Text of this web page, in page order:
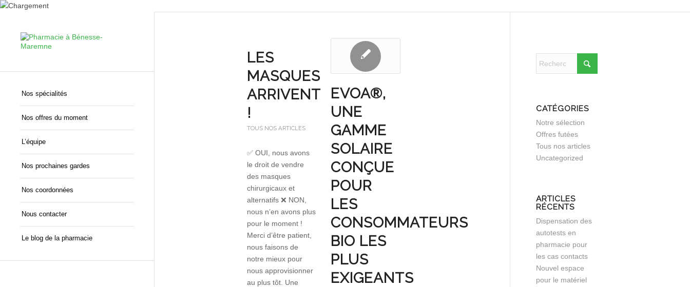
Nos spécialités
Nos offres du moment
L’équipe
Nos prochaines gardes
Nos coordonnées
Nous contacter
Le blog de la pharmacie
LES
MASQUES
ARRIVENT
!
TOUS NOS ARTICLES
✅ OUI, nous avons
le droit de vendre
des masques
chirurgicaux et
alternatifs ❌ NON,
nous n’en avons plus
pour le moment !
Merci d’être patient,
nous faisons de
notre mieux pour
nous approvisionner
au plus tôt. Une
EVOA®,
UNE
GAMME
SOLAIRE
CONÇUE
POUR
LES
CONSOMMATEURS
BIO LES
PLUS
EXIGEANTS
CATÉGORIES
Notre sélection
Offres futées
Tous nos articles
Uncategorized
ARTICLES
RÉCENTS
Dispensation des
autotests en
pharmacie pour
les cas contacts
Nouvel espace
pour le matériel